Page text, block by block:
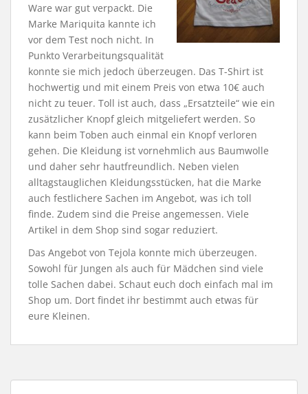
Ware war gut verpackt. Die
Marke Mariquita kannte ich
vor dem Test noch nicht. In
Punkto Verarbeitungsqualität
konnte sie mich jedoch überzeugen. Das T-Shirt ist
hochwertig und mit einem Preis von etwa 10€ auch
nicht zu teuer. Toll ist auch, dass „Ersatzteile“ wie ein
zusätzlicher Knopf gleich mitgeliefert werden. So
kann beim Toben auch einmal ein Knopf verloren
gehen. Die Kleidung ist vornehmlich aus Baumwolle
und daher sehr hautfreundlich. Neben vielen
alltagstauglichen Kleidungsstücken, hat die Marke
auch festlichere Sachen im Angebot, was ich toll
finde. Zudem sind die Preise angemessen. Viele
Artikel in dem Shop sind sogar reduziert.
Das Angebot von Tejola konnte mich überzeugen.
Sowohl für Jungen als auch für Mädchen sind viele
tolle Sachen dabei. Schaut euch doch einfach mal im
Shop um. Dort findet ihr bestimmt auch etwas für
eure Kleinen.